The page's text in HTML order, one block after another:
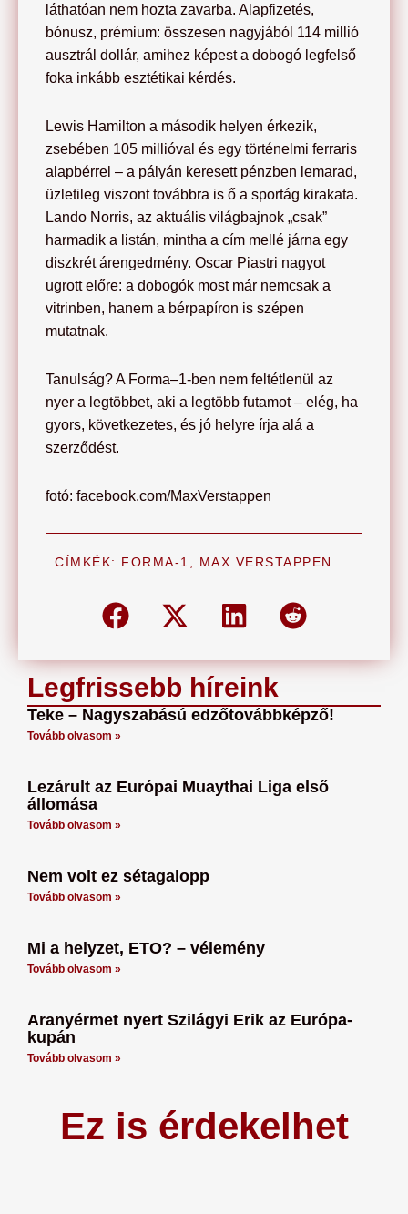
Legfrissebb híreink
Teke – Nagyszabású edzőtovábbképző!
Tovább olvasom »
Lezárult az Európai Muaythai Liga első
állomása
Tovább olvasom »
Nem volt ez sétagalopp
Tovább olvasom »
Mi a helyzet, ETO? – vélemény
Tovább olvasom »
Aranyérmet nyert Szilágyi Erik az Európa-
kupán
Tovább olvasom »
láthatóan nem hozta zavarba. Alapfizetés,
bónusz, prémium: összesen nagyjából 114 millió
ausztrál dollár, amihez képest a dobogó legfelső
foka inkább esztétikai kérdés.
Lewis Hamilton a második helyen érkezik,
zsebében 105 millióval és egy történelmi ferraris
alapbérrel – a pályán keresett pénzben lemarad,
üzletileg viszont továbbra is ő a sportág kirakata.
Lando Norris, az aktuális világbajnok „csak”
harmadik a listán, mintha a cím mellé járna egy
diszkrét árengedmény. Oscar Piastri nagyot
ugrott előre: a dobogók most már nemcsak a
vitrinben, hanem a bérpapíron is szépen
mutatnak.
Tanulság? A Forma–1-ben nem feltétlenül az
nyer a legtöbbet, aki a legtöbb futamot – elég, ha
gyors, következetes, és jó helyre írja alá a
szerződést.
fotó: facebook.com/MaxVerstappen
CÍMKÉK: FORMA-1 MAX VERSTAPPEN
Ez is érdekelhet